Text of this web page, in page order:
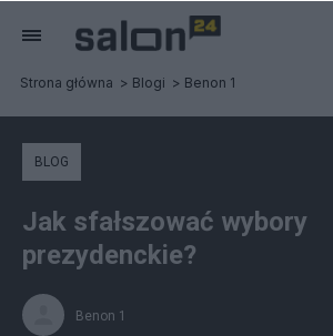
Strona główna Blogi Benon 1
BLOG
Jak sfałszować wybory
prezydenckie?
Benon 1